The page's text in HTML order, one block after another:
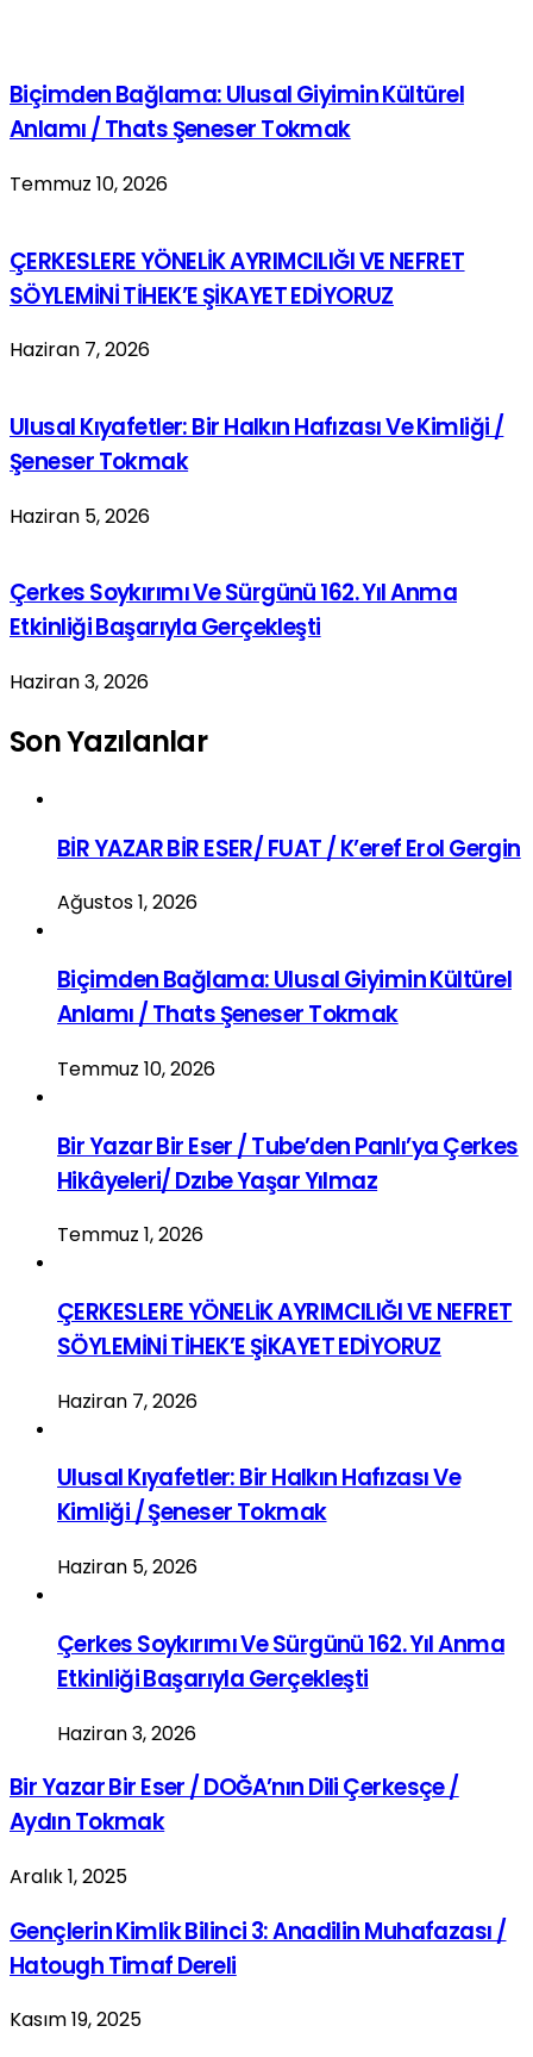
Biçimden Bağlama: Ulusal Giyimin Kültürel
Anlamı / Thats Şeneser Tokmak
Temmuz 10, 2026
ÇERKESLERE YÖNELİK AYRIMCILIĞI VE NEFRET
SÖYLEMİNİ TİHEK’E ŞİKAYET EDİYORUZ
Haziran 7, 2026
Ulusal Kıyafetler: Bir Halkın Hafızası Ve Kimliği /
Şeneser Tokmak
Haziran 5, 2026
Çerkes Soykırımı Ve Sürgünü 162. Yıl Anma
Etkinliği Başarıyla Gerçekleşti
Haziran 3, 2026
Son Yazılanlar
BİR YAZAR BİR ESER/ FUAT / K’eref Erol Gergin
Ağustos 1, 2026
Biçimden Bağlama: Ulusal Giyimin Kültürel
Anlamı / Thats Şeneser Tokmak
Temmuz 10, 2026
Bir Yazar Bir Eser / Tube’den Panlı’ya Çerkes
Hikâyeleri/ Dzıbe Yaşar Yılmaz
Temmuz 1, 2026
ÇERKESLERE YÖNELİK AYRIMCILIĞI VE NEFRET
SÖYLEMİNİ TİHEK’E ŞİKAYET EDİYORUZ
Haziran 7, 2026
Ulusal Kıyafetler: Bir Halkın Hafızası Ve
Kimliği / Şeneser Tokmak
Haziran 5, 2026
Çerkes Soykırımı Ve Sürgünü 162. Yıl Anma
Etkinliği Başarıyla Gerçekleşti
Haziran 3, 2026
Bir Yazar Bir Eser / DOĞA’nın Dili Çerkesçe /
Aydın Tokmak
Aralık 1, 2025
Gençlerin Kimlik Bilinci 3: Anadilin Muhafazası /
Hatough Timaf Dereli
Kasım 19, 2025